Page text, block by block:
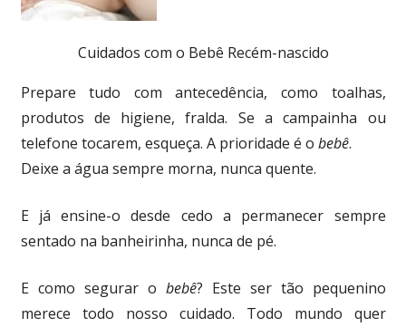
Cuidados com o Bebê Recém-nascido
Prepare tudo com antecedência, como toalhas,
produtos de higiene, fralda. Se a campainha ou
telefone tocarem, esqueça. A prioridade é o bebê.
Deixe a água sempre morna, nunca quente.
E já ensine-o desde cedo a permanecer sempre
sentado na banheirinha, nunca de pé.
E como segurar o bebê? Este ser tão pequenino
merece todo nosso cuidado. Todo mundo quer